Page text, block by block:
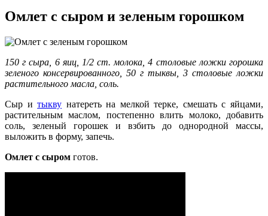
Омлет с сыром и зеленым горошком
150 г сыра, 6 яиц, 1/2 ст. молока, 4 столовые ложки горошка
зеленого консервированного, 50 г тыквы, 3 столовые ложки
растительного масла, соль.
Сыр итыкву натереть на мелкой терке, смешать с яйцами,
растительным маслом, постепенно влить молоко, добавить
соль, зеленый горошек и взбить до однородной массы,
выложить в форму, запечь.
Омлет с сыром готов.